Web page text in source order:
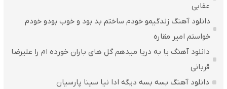
عقابی
دانلود آهنگ زندگیمو خودم ساختم بد بود و خوب بودو خودم
خواستم امیر مقاره
دانلود آهنگ یا به دریا میدهم گل های باران‌ خورده ام را علیرضا
قربانی
دانلود آهنگ بسه بسه دیگه ادا نیا سینا پارسیان